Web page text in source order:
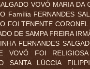
VOVÓ MARIA DA
Família FERNANDES
FOI TENENTE CORONEL
DE SAMPA FREIRA
FERNANDES
VOVÓ FOI
SANTA LÚCCIA